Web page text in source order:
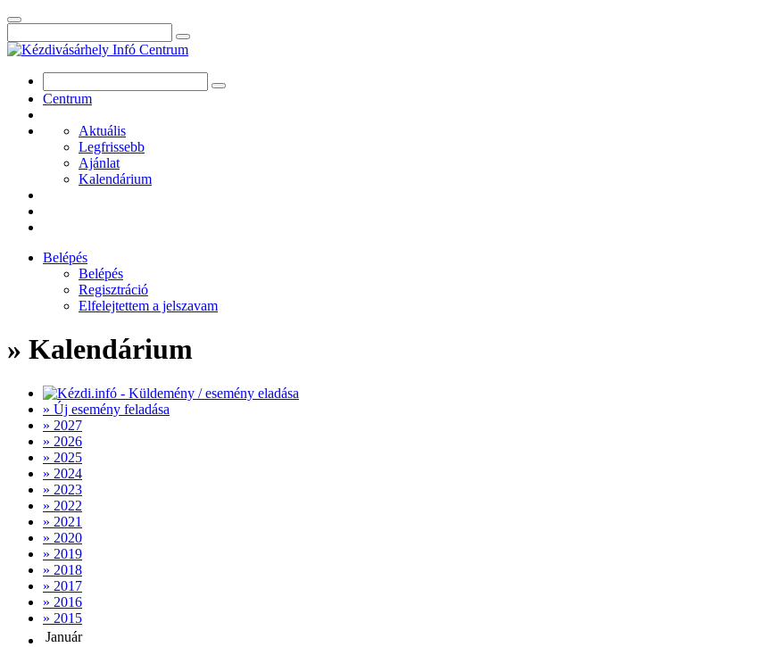
Centrum
Aktuális
Legfrissebb
Ajánlat
Kalendárium
Belépés
Belépés
Regisztráció
Elfelejtettem a jelszavam
» Kalendárium
» Új esemény feladása
» 2027
» 2026
» 2025
» 2024
» 2023
» 2022
» 2021
» 2020
» 2019
» 2018
» 2017
» 2016
» 2015
Január